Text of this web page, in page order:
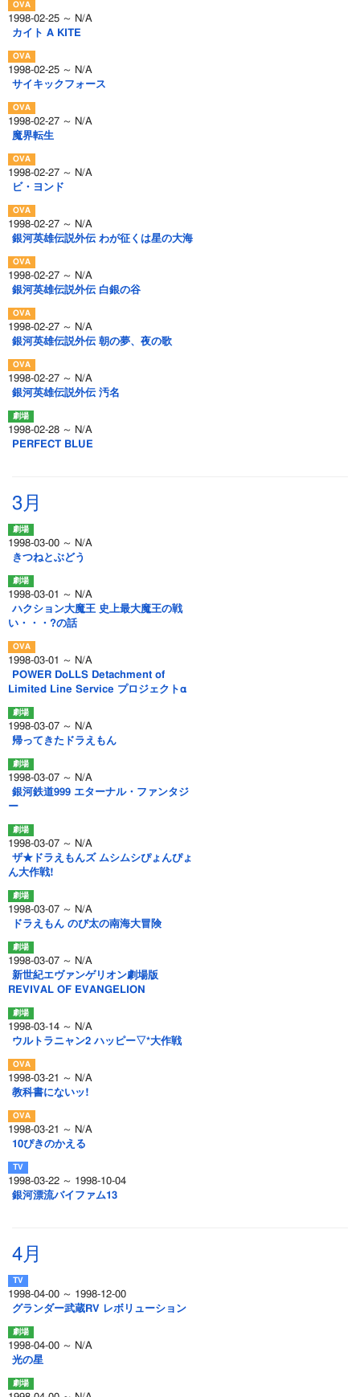
1998-02-25 ～ N/A
カイト A KITE
1998-02-25 ～ N/A
サイキックフォース
1998-02-27 ～ N/A
魔界転生
1998-02-27 ～ N/A
ビ・ヨンド
1998-02-27 ～ N/A
銀河英雄伝説外伝 わが征くは星の大海
1998-02-27 ～ N/A
銀河英雄伝説外伝 白銀の谷
1998-02-27 ～ N/A
銀河英雄伝説外伝 朝の夢、夜の歌
1998-02-27 ～ N/A
銀河英雄伝説外伝 汚名
1998-02-28 ～ N/A
PERFECT BLUE
3月
1998-03-00 ～ N/A
きつねとぶどう
1998-03-01 ～ N/A
ハクション大魔王 史上最大魔王の戦
い・・・?の話
1998-03-01 ～ N/A
POWER DoLLS Detachment of
Limited Line Service プロジェクトα
1998-03-07 ～ N/A
帰ってきたドラえもん
1998-03-07 ～ N/A
銀河鉄道999 エターナル・ファンタジ
ー
1998-03-07 ～ N/A
ザ★ドラえもんズ ムシムシぴょんぴょ
ん大作戦!
1998-03-07 ～ N/A
ドラえもん のび太の南海大冒険
1998-03-07 ～ N/A
新世紀エヴァンゲリオン劇場版
REVIVAL OF EVANGELION
1998-03-14 ～ N/A
ウルトラニャン2 ハッピー▽*大作戦
1998-03-21 ～ N/A
教科書にないッ!
1998-03-21 ～ N/A
10ぴきのかえる
1998-03-22 ～ 1998-10-04
銀河漂流バイファム13
4月
1998-04-00 ～ 1998-12-00
グランダー武蔵RV レボリューション
1998-04-00 ～ N/A
光の星